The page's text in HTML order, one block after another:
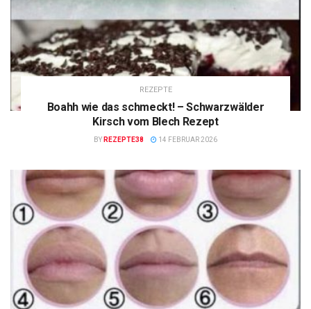
REZEPTE
Boahh wie das schmeckt! – Schwarzwälder
Kirsch vom Blech Rezept
BY REZEPTE38 14 FEBRUAR 2026